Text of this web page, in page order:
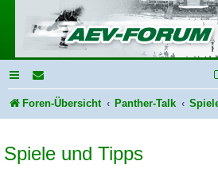
Foren-Übersicht Panther-Talk
Spiele und Tipps